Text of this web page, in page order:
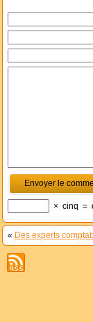
× cinq =
« Des experts